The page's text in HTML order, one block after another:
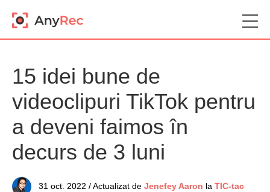
15 idei bune de
videoclipuri TikTok pentru
a deveni faimos în
decurs de 3 luni
31 oct. 2022 / Actualizat de Jenefey Aaron la TIC-tac